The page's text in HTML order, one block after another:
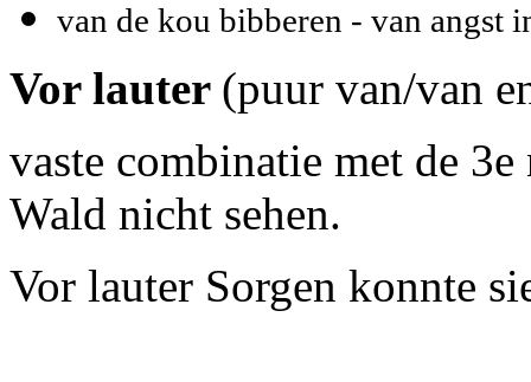
van de kou bibberen - van angst
Vor lauter (puur van/van
vaste combinatie met de
Wald nicht sehen.
Vor lauter Sorgen konnte